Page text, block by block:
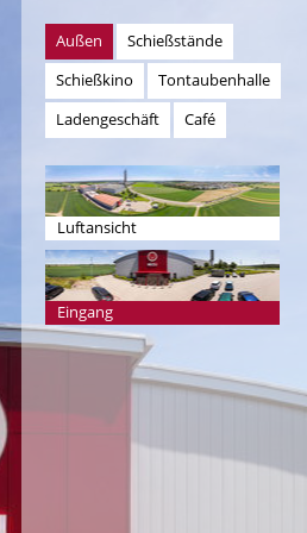
Außen
Schießstände
Schießkino
Tontaubenhalle
Ladengeschäft
Café
Luftansicht
Eingang